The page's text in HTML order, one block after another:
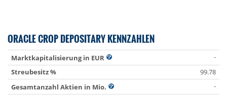
ORACLE CROP DEPOSITARY KENNZAHLEN
Marktkapitalisierung in EUR
-
Streubesitz %
99.78
Gesamtanzahl Aktien in Mio.
-